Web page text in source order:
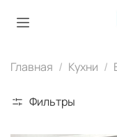
Главная Кухни
Фильтры